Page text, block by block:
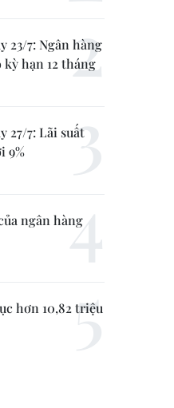
23/7: Ngân hàng
hạn 12 tháng
27/7: Lãi suất
9%
ngân hàng
hơn 10,82 triệu